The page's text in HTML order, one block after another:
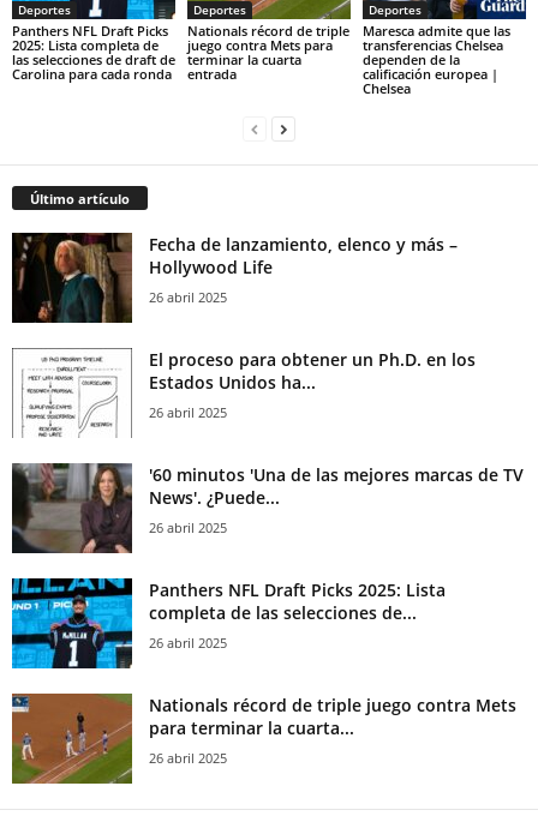
Deportes
Panthers NFL Draft Picks
2025: Lista completa de
las selecciones de draft de
Carolina para cada ronda
Deportes
Nationals récord de triple
juego contra Mets para
terminar la cuarta
entrada
Deportes
Maresca admite que las
transferencias Chelsea
dependen de la
calificación europea |
Chelsea
Último artículo
Fecha de lanzamiento, elenco y más –
Hollywood Life
26 abril 2025
El proceso para obtener un Ph.D. en los
Estados Unidos ha...
26 abril 2025
'60 minutos 'Una de las mejores marcas de TV
News'. ¿Puede...
26 abril 2025
Panthers NFL Draft Picks 2025: Lista
completa de las selecciones de...
26 abril 2025
Nationals récord de triple juego contra Mets
para terminar la cuarta...
26 abril 2025